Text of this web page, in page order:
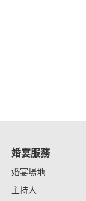
婚宴服務
婚宴場地
主持人